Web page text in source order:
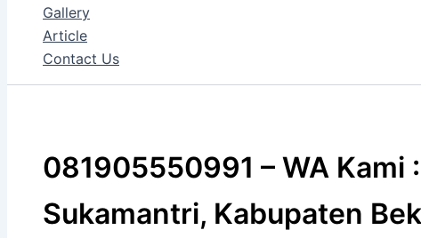
Gallery
Article
Contact Us
081905550991 – WA Kami
Sukamantri, Kabupaten